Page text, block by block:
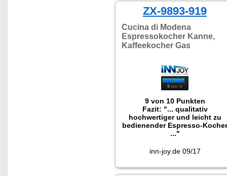
ZX-9893-919
Cucina di Modena
Espressokocher Kanne,
Kaffeekocher Gas
9 von 10 Punkten
Fazit: "... qualitativ
hochwertiger und leicht zu
bedienender Espresso-Kocher
..."
inn-joy.de 09/17